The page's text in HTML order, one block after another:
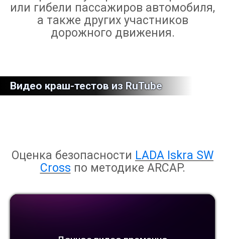
или гибели пассажиров автомобиля,
а также других участников
дорожного движения.
Видео краш-тестов из RuTube
Оценка безопасности LADA Iskra SW
Cross по методике ARCAP.